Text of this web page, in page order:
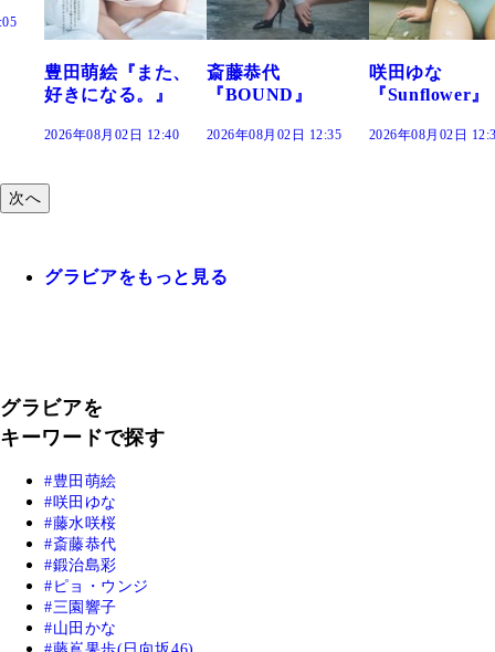
萌絵『また、
になる。』
年08月02日 12:40
斎藤恭代
『BOUND』
2026年08月02日 12:35
咲田ゆな
『Sunflower』
2026年08月02日 12:30
だ
次へ
グラビアをもっと見る
グラビアを
キーワードで探す
豊田萌絵
咲田ゆな
藤水咲桜
斎藤恭代
鍛治島彩
ピョ・ウンジ
三園響子
山田かな